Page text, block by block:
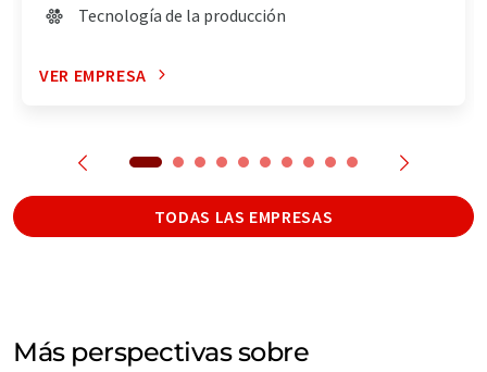
Tecnología de la producción
VER EMPRESA
TODAS LAS EMPRESAS
Más perspectivas sobre